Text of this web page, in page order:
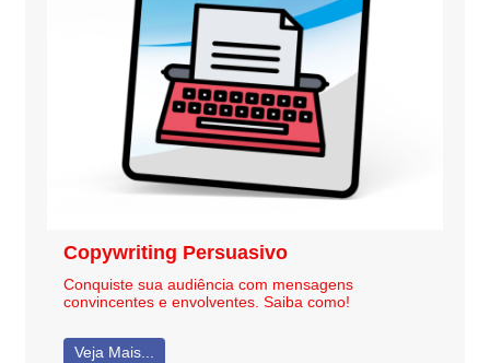
Copywriting Persuasivo
Conquiste sua audiência com mensagens
convincentes e envolventes. Saiba como!
Veja Mais...